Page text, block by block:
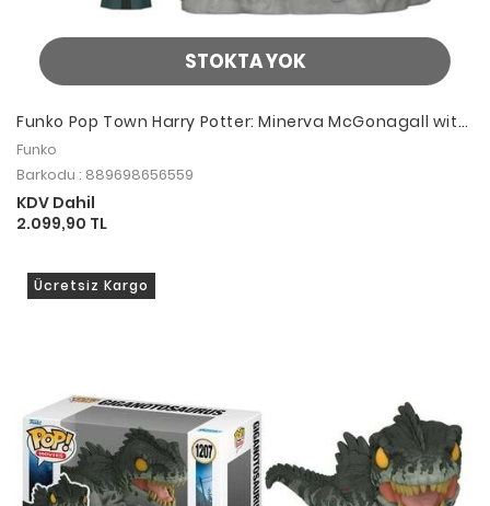
STOKTA YOK
Funko Pop Town Harry Potter: Minerva McGonagall with
Hogwarts
Funko
Barkodu : 889698656559
KDV Dahil
2.099,90 TL
Ücretsiz Kargo